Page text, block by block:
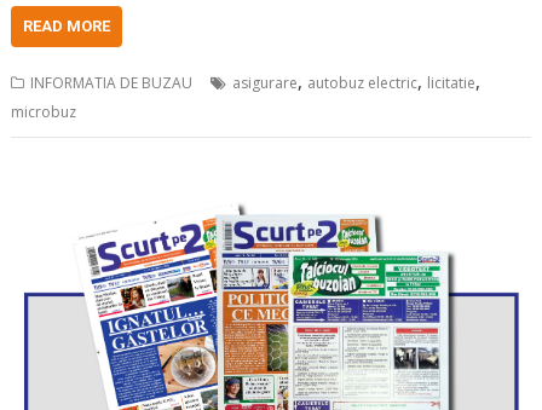
READ MORE
INFORMATIA DE BUZAU asigurare, autobuz electric, licitatie,
microbuz